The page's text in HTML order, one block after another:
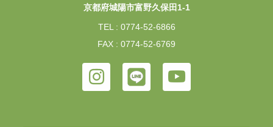
京都府城陽市富野久保田1-1
TEL : 0774-52-6866
FAX : 0774-52-6769